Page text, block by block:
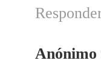
Anónimo